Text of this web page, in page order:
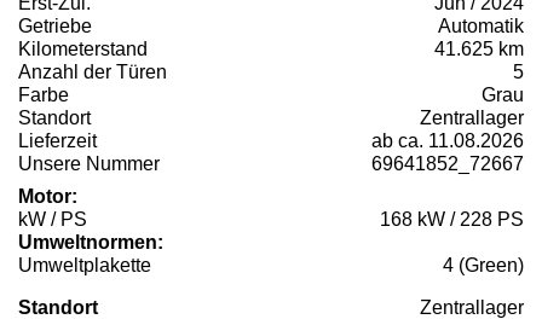
Getriebe
Automatik
Kilometerstand
41.625 km
Anzahl der Türen
5
Farbe
Grau
Standort
Zentrallager
Lieferzeit
ab ca. 11.08.2026
Unsere Nummer
69641852_72667
Motor:
kW / PS
168 kW / 228 PS
Umweltnormen:
Umweltplakette
4 (Green)
Standort Zentrallager